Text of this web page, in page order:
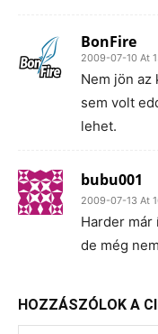
BonFire
2009-07-10 At
Nem jön az
sem volt
lehet.
bubu001
2009-07-13 At
Harder már
de még
HOZZÁSZÓLOK A